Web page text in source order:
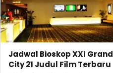
Jadwal Bioskop XXI Grand
City 21 Judul Film Terbaru